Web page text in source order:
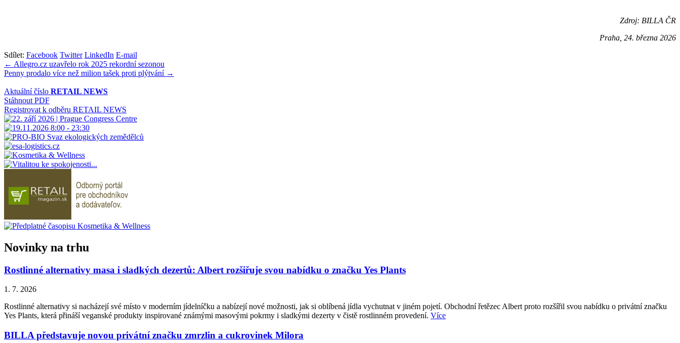
Zdroj: BILLA ČR
Praha, 24. března 2026
Sdílet: Facebook Twitter LinkedIn E-mail
Navigace
pro
příspěvek
← Allegro.cz uzavřelo rok 2025 rekordní sezonou
Penny prodalo více než milion tašek proti plýtvání →
Aktuální číslo RETAIL NEWS
Stáhnout PDF
Registrovat k odběru RETAIL NEWS
Novinky na trhu
Rostlinné alternativy masa i sladkých dezertů: Albert rozšiřuje svou nabídku o značku Yes Plants
1. 7. 2026
Rostlinné alternativy si nacházejí své místo v moderním jídelníčku a nabízejí nové možnosti, jak si oblíbená jídla vychutnat v jiném pojetí. Obchodní řetězec Albert proto rozšířil svou nabídku o privátní značku
Yes Plants, která přináší veganské produkty inspirované známými masovými pokrmy i sladkými dezerty v čistě rostlinném provedení. Více
BILLA představuje novou privátní značku zmrzlin a cukrovinek Milora